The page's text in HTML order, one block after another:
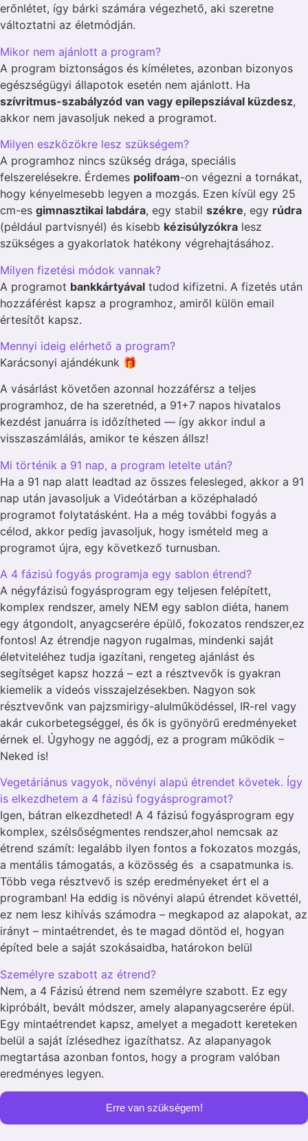
erőnlétet, így bárki számára végezhető, aki szeretne
változtatni az életmódján.
Mikor nem ajánlott a program?
A program biztonságos és kíméletes, azonban bizonyos
egészségügyi állapotok esetén nem ajánlott. Ha
szívritmus-szabályzód van vagy epilepsziával küzdesz,
akkor nem javasoljuk neked a programot.
Milyen eszközökre lesz szükségem?
A programhoz nincs szükség drága, speciális
felszerelésekre. Érdemes polifoam-on végezni a tornákat,
hogy kényelmesebb legyen a mozgás. Ezen kívül egy 25
cm-es gimnasztikai labdára, egy stabil székre, egy rúdra
(például partvisnyél) és kisebb kézisúlyzókra lesz
szükséges a gyakorlatok hatékony végrehajtásához.
Milyen fizetési módok vannak?
A programot bankkártyával tudod kifizetni. A fizetés után
hozzáférést kapsz a programhoz, amiről külön email
értesítőt kapsz.
Mennyi ideig elérhető a program?
Karácsonyi ajándékunk 🎁
A vásárlást követően azonnal hozzáférsz a teljes
programhoz, de ha szeretnéd, a 91+7 napos hivatalos
kezdést januárra is időzítheted — így akkor indul a
visszaszámlálás, amikor te készen állsz!
Mi történik a 91 nap, a program letelte után?
Ha a 91 nap alatt leadtad az összes felesleged, akkor a 91
nap után javasoljuk a Videótárban a középhaladó
programot folytatásként. Ha a még további fogyás a
célod, akkor pedig javasoljuk, hogy ismételd meg a
programot újra, egy következő turnusban.
A 4 fázisú fogyás programja egy sablon étrend?
A négyfázisú fogyásprogram egy teljesen felépített,
komplex rendszer, amely NEM egy sablon diéta, hanem
egy átgondolt, anyagcserére épülő, fokozatos rendszer,ez
fontos! Az étrendje nagyon rugalmas, mindenki saját
életviteléhez tudja igazítani, rengeteg ajánlást és
segítséget kapsz hozzá – ezt a résztvevők is gyakran
kiemelik a videós visszajelzésekben. Nagyon sok
résztvevőnk van pajzsmirigy-alulműködéssel, IR-rel vagy
akár cukorbetegséggel, és ők is gyönyörű eredményeket
érnek el. Úgyhogy ne aggódj, ez a program működik –
Neked is!
Vegetáriánus vagyok, növényi alapú étrendet követek. Így
is elkezdhetem a 4 fázisú fogyásprogramot?
Igen, bátran elkezdheted! A 4 fázisú fogyásprogram egy
komplex, szélsőségmentes rendszer,ahol nemcsak az
étrend számít: legalább ilyen fontos a fokozatos mozgás,
a mentális támogatás, a közösség és a csapatmunka is.
Több vega résztvevő is szép eredményeket ért el a
programban! Ha eddig is növényi alapú étrendet követtél,
ez nem lesz kihívás számodra – megkapod az alapokat, az
irányt – mintaétrendet, és te magad döntöd el, hogyan
építed bele a saját szokásaidba, határokon belül
Személyre szabott az étrend?
Nem, a 4 Fázisú étrend nem személyre szabott. Ez egy
kipróbált, bevált módszer, amely alapanyagcserére épül.
Egy mintaétrendet kapsz, amelyet a megadott kereteken
belül a saját ízlésedhez igazíthatsz. Az alapanyagok
megtartása azonban fontos, hogy a program valóban
eredményes legyen.
Erre van szükségem!